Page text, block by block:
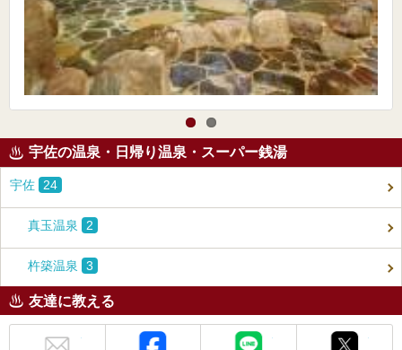
宇佐の温泉・日帰り温泉・スーパー銭湯
宇佐 24
真玉温泉 2
杵築温泉 3
友達に教える